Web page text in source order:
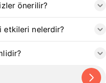
önerilir?
etkileri nelerdir?